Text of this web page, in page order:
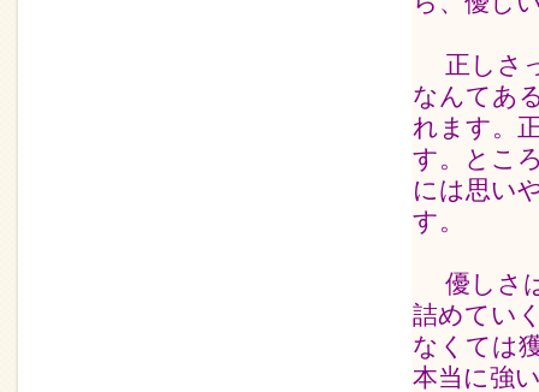
正しさ
なんてあ
れます。
す。とこ
には思い
す。
優しさ
詰めてい
なくては
本当に強